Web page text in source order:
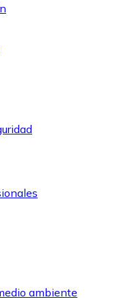
ambiente